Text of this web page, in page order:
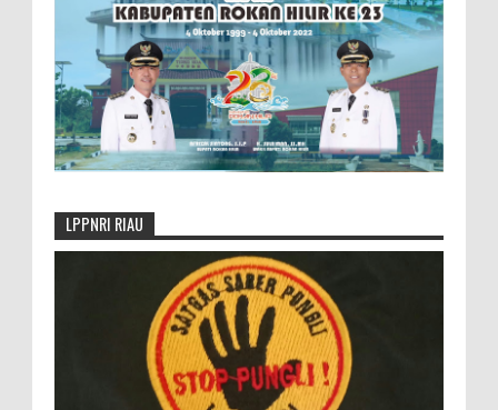
LPPNRI RIAU